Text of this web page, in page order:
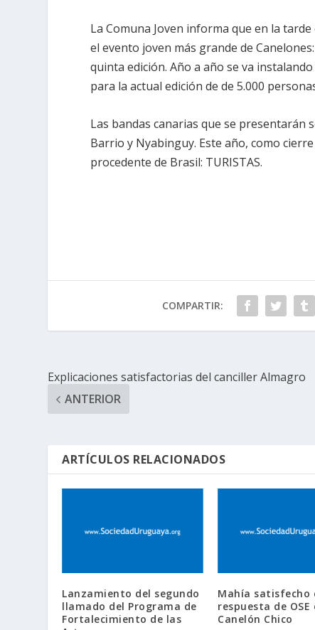
La Comuna Joven informa que en la
el evento joven más grande de Canelones:
quinta edición. Año a año se va
para la actual edición de de 5.000
Las bandas canarias que se presentarán
Barrio y Nyabinguy. Este año, como
procedente de Brasil: TURISTAS.
COMPARTIR:
Explicaciones satisfactorias del canciller Almagro
ANTERIOR
ARTÍCULOS RELACIONADOS
Lanzamiento del segundo
llamado del Programa de
Fortalecimiento de las
Mahía satisfecho
respuesta de OSE
Canelón Chico